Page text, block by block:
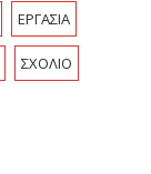
ΕΡΓΑΣΙΑ
ΣΧΟΛΙΟ